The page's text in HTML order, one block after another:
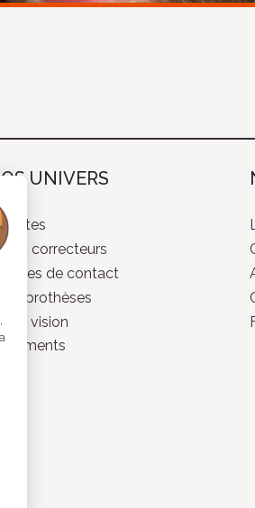
UNIVERS
correcteurs
de contact
vision